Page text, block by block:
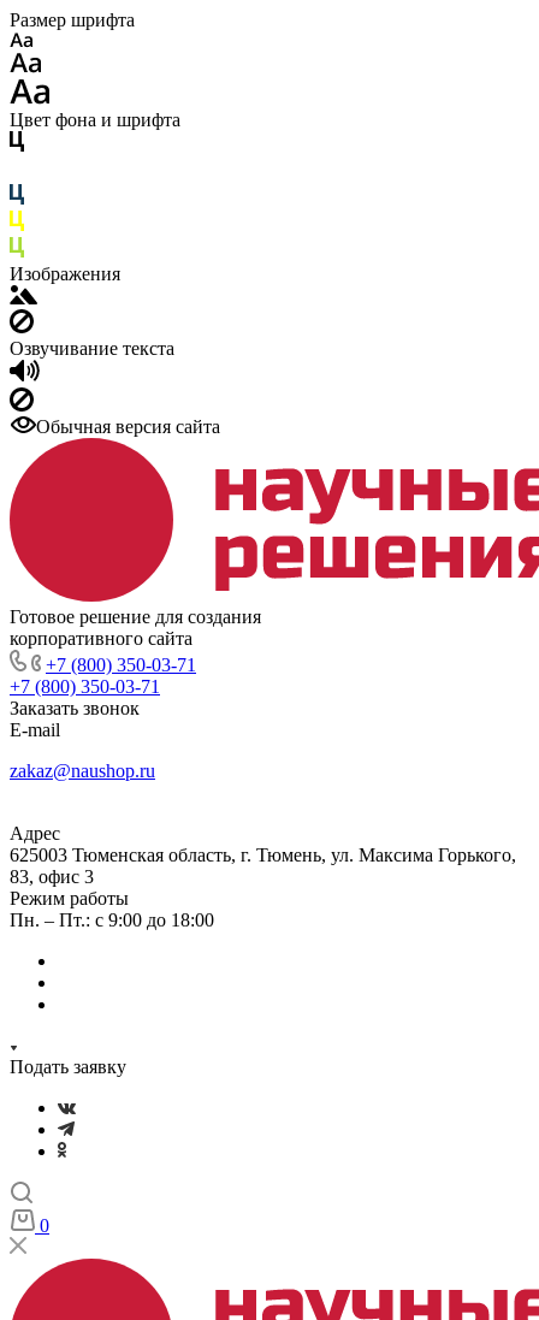
Размер шрифта
Цвет фона и шрифта
Изображения
Озвучивание текста
Обычная версия сайта
Готовое решение для создания
корпоративного сайта
+7 (800) 350-03-71
+7 (800) 350-03-71
Заказать звонок
E-mail
zakaz@naushop.ru
Адрес
625003 Тюменская область, г. Тюмень, ул. Максима Горького,
83, офис 3
Режим работы
Пн. – Пт.: с 9:00 до 18:00
Подать заявку
0